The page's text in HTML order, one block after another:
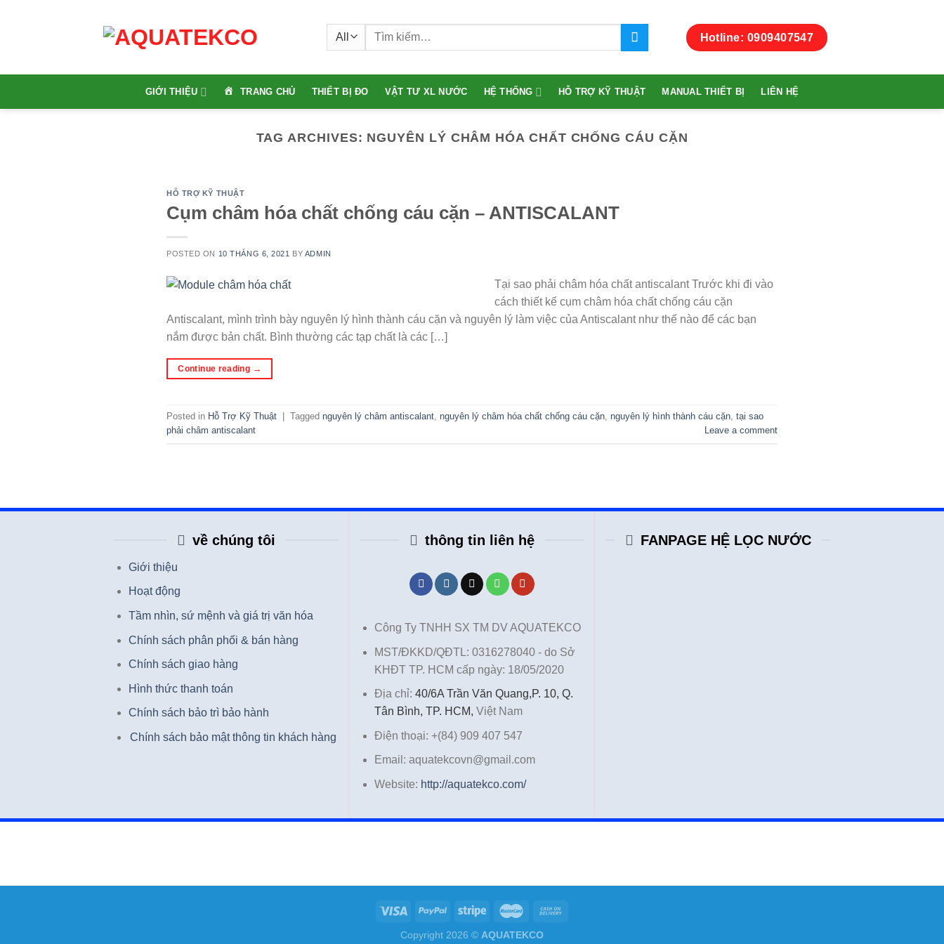
Tìm
Hotline: 0909407547
GIỚI THIỆU TRANG CHỦ THIẾT BỊ ĐO VẬT TƯ XL NƯỚC HỆ THỐNG HỖ TRỢ KỸ THUẬT MANUAL THIẾT BỊ LIÊN HỆ
TAG ARCHIVES: NGUYÊN LÝ CHÂM HÓA CHẤT CHỐNG CÁU CẶN
HỖ TRỢ KỸ THUẬT
Cụm châm hóa chất chống cáu cặn – ANTISCALANT
POSTED ON 10 THÁNG 6, 2021 BY ADMIN
Tại sao phải châm hóa chất antiscalant Trước khi đi vào
cách thiết kế cụm châm hóa chất chống cáu cặn
Antiscalant, mình trình bày nguyên lý hình thành cáu cặn và nguyên lý làm việc của Antiscalant như thế nào để các bạn
nắm được bản chất. Bình thường các tạp chất là các […]
Continue reading →
Posted in Hỗ Trợ Kỹ Thuật Tagged nguyên lý châm antiscalant, nguyên lý châm hóa chất chống cáu cặn, nguyên lý hình thành cáu cặn, tại sao
phải châm antiscalant
Leave a comment
về chúng tôi
Giới thiệu
Hoạt động
Tầm nhìn, sứ mệnh và giá trị văn hóa
Chính sách phân phối & bán hàng
Chính sách giao hàng
Hình thức thanh toán
Chính sách bảo trì bảo hành
Chính sách bảo mật thông tin khách hàng
thông tin liên hệ
Công Ty TNHH SX TM DV AQUATEKCO
MST/ĐKKD/QĐTL: 0316278040 - do Sở
KHĐT TP. HCM cấp ngày: 18/05/2020
Địa chỉ: 40/6A Trần Văn Quang,P. 10, Q.
Tân Bình, TP. HCM, Việt Nam
Điện thoại: +(84) 909 407 547
Email: aquatekcovn@gmail.com
Website: http://aquatekco.com/
FANPAGE HỆ LỌC NƯỚC
Copyright 2026 © AQUATEKCO